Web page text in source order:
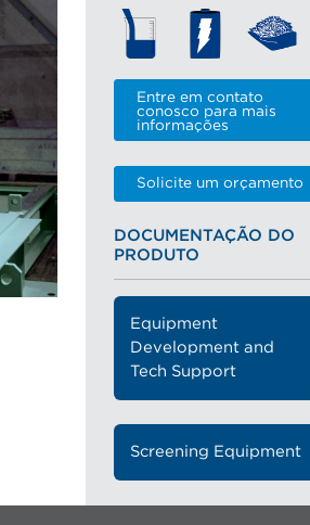
Entre em contato
conosco para mais
informações
Solicite um orçamento
DOCUMENTAÇÃO DO
PRODUTO
Equipment
Development and
Tech Support
Screening Equipment